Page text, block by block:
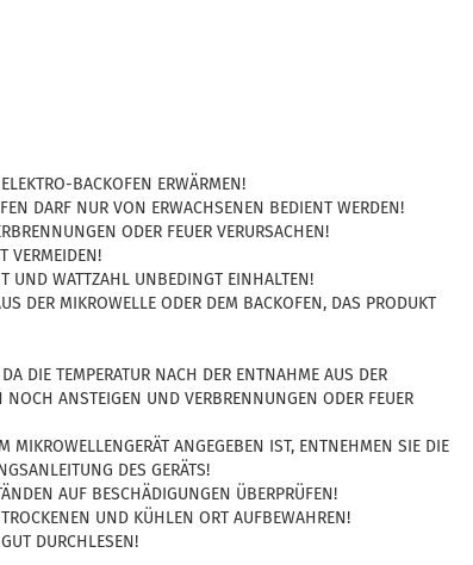
BACKOFEN ERWÄRMEN!
DARF NUR VON ERWACHSENEN BEDIENT WERDEN!
ODER FEUER VERURSACHEN!
VERMEIDEN!
UND WATTZAHL UNBEDINGT EINHALTEN!
DER MIKROWELLE ODER DEM BACKOFEN, DAS PRODUKT
DIE TEMPERATUR NACH DER ENTNAHME AUS DER
ANSTEIGEN UND VERBRENNUNGEN ODER FEUER
MIKROWELLENGERÄT ANGEGEBEN IST, ENTNEHMEN SIE DIE
DES GERÄTS!
AUF BESCHÄDIGUNGEN ÜBERPRÜFEN!
UND KÜHLEN ORT AUFBEWAHREN!
DURCHLESEN!